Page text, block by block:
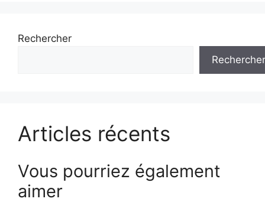
Rechercher
Rechercher
Articles récents
Vous pourriez également
aimer